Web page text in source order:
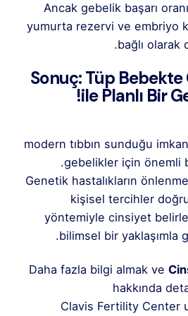
Ancak gebelik başarı
yumurta rezervi ve embriyo
bağlı olarak
Sonuç: Tüp
ile Planlı Bir
modern tıbbın sunduğu
gebelikler için önemli
Genetik hastalıkların
kişisel tercihler
yöntemiyle cinsiyet
bilimsel bir yaklaşımla
Daha fazla bilgi almak ve
hakkında
Clavis Fertility Center